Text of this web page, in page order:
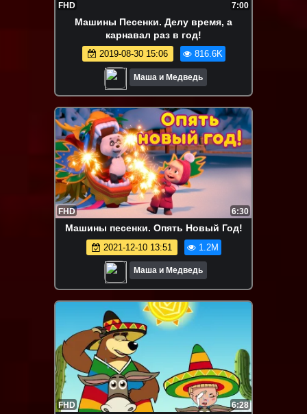
FHD 7:00
Машины Песенки. Делу время, а
карнавал раз в год!
2019-08-30 15:06 816.6K
Маша и Медведь
FHD 6:30
Машины песенки. Опять Новый Год!
2021-12-10 13:51 1.2M
Маша и Медведь
FHD 6:28